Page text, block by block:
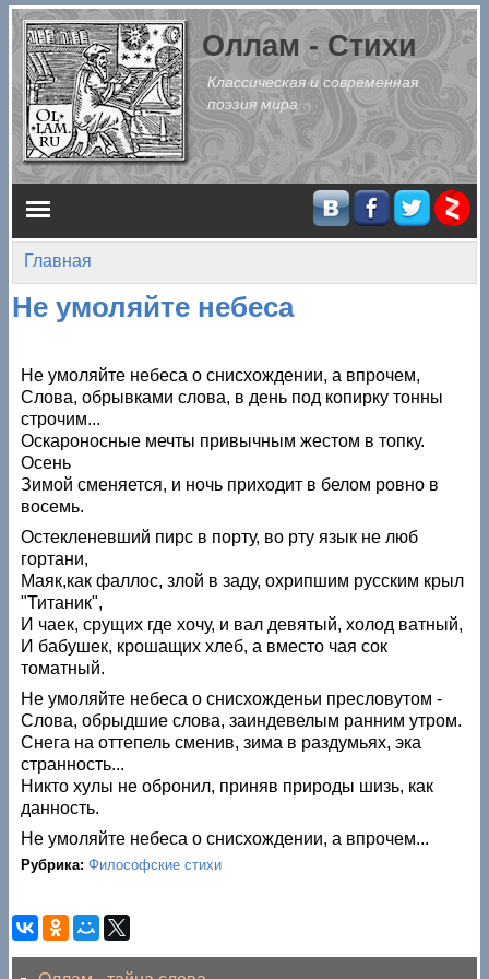
Перейти к основному содержанию
Оллам - Стихи
Классическая и современная
поэзия мира
Главное меню
Вы здесь
Главная
Не умоляйте небеса
Не умоляйте небеса о снисхождении, а впрочем,
Слова, обрывками слова, в день под копирку тонны
строчим...
Оскароносные мечты привычным жестом в топку.
Осень
Зимой сменяется, и ночь приходит в белом ровно в
восемь.
Остекленевший пирс в порту, во рту язык не люб
гортани,
Маяк,как фаллос, злой в заду, охрипшим русским крыл
"Титаник",
И чаек, срущих где хочу, и вал девятый, холод ватный,
И бабушек, крошащих хлеб, а вместо чая сок
томатный.
Не умоляйте небеса о снисхожденьи пресловутом -
Слова, обрыдшие слова, заиндевелым ранним утром.
Снега на оттепель сменив, зима в раздумьях, эка
странность...
Никто хулы не обронил, приняв природы шизь, как
данность.
Не умоляйте небеса о снисхождении, а впрочем...
Рубрика:Философские стихи